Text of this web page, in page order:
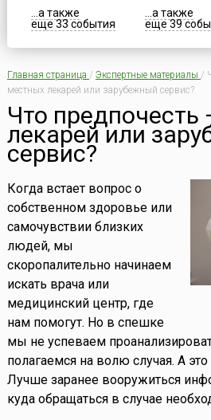
...а также
еще 33 события
...а также
еще 39
Главная страница / Экспертные материалы /
местных лекарей или зарубежный сервис?
Что
лекарей или
сервис?
Когда встает вопрос о
собственном здоровье или
самочувствии близких
людей, мы
скоропалительно начинаем
искать врача или
медицинский центр, где
нам помогут. Но в спешке
мы не успеваем
полагаемся на волю случая. А
Лучше заранее вооружиться
куда обращаться в случае